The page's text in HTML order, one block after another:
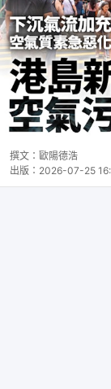
撰文： 歐陽德浩
出版： 2026-07-25